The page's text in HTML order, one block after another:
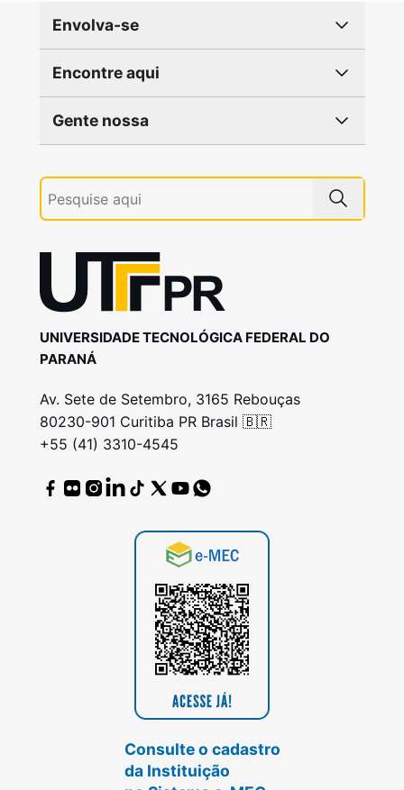
Envolva-se
Encontre aqui
Gente nossa
UNIVERSIDADE TECNOLÓGICA FEDERAL DO
PARANÁ
Av. Sete de Setembro, 3165 Rebouças
80230-901 Curitiba PR Brasil 🇧🇷
+55 (41) 3310-4545
Consulte o cadastro
da Instituição